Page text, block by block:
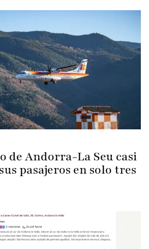
de Andorra-La Seu casi
pasajeros en solo tres